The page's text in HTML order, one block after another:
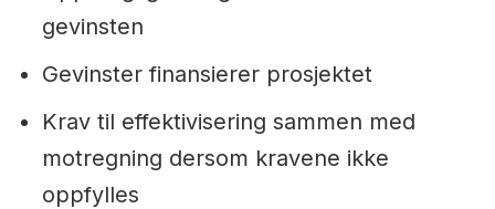
gevinsten
Gevinster finansierer prosjektet
Krav til effektivisering sammen med
motregning dersom kravene ikke
oppfylles